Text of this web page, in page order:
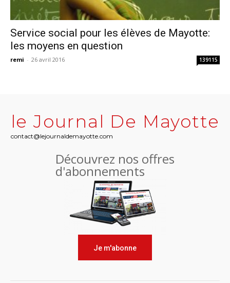
Service social pour les élèves de Mayotte:
les moyens en question
remi - 26 avril 2016 139115
le Journal De Mayotte
contact@lejournaldemayotte.com
Découvrez nos offres
d'abonnements
Je m'abonne